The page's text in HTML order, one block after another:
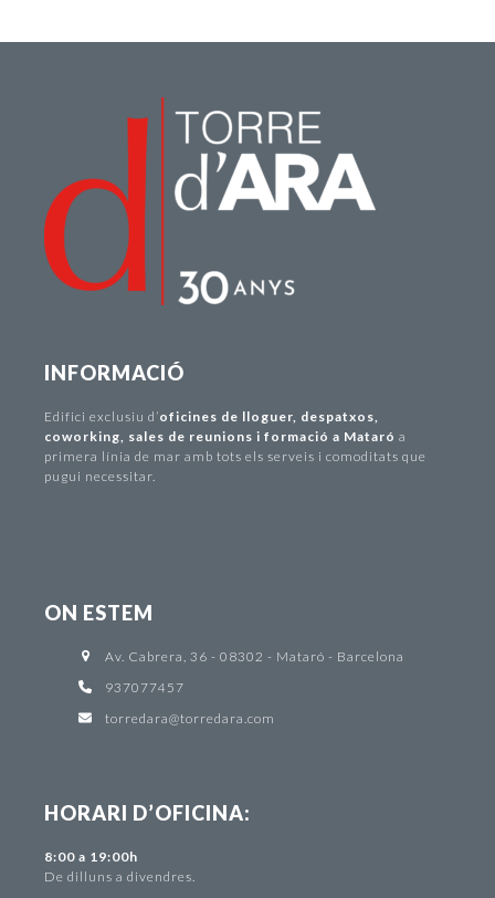
INFORMACIÓ
Edifici exclusiu d ’oficines de lloguer, despatxos
coworking sales de reunions i formació a Mataró a
primera línia de mar amb tots els serveis i comoditats que
pugui necessitar.
ON ESTEM
Av. Cabrera, 36 - 08302 - Mataró - Barcelona
937077457
torredara@torredara.com
HORARI D’OFICINA:
8:00 a 19:00h
De dilluns a divendres.